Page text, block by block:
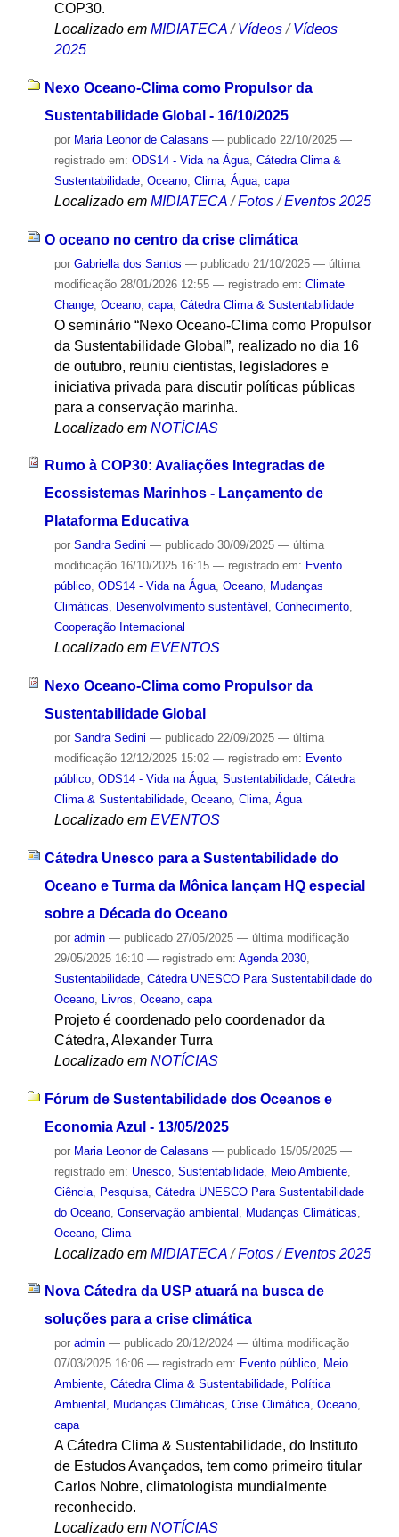
COP30.
Localizado em MIDIATECA /Vídeos /Vídeos
2025
Nexo Oceano-Clima como Propulsor da
Sustentabilidade Global - 16/10/2025
por Maria Leonor de Calasans — publicado22/10/2025 —
registrado em: ODS14 - Vida na Água, Cátedra Clima &
Sustentabilidade, Oceano, Clima, Água, capa
Localizado em MIDIATECA /Fotos /Eventos 2025
O oceano no centro da crise climática
por Gabriella dos Santos — publicado21/10/2025 — última
modificação28/01/2026 12:55 — registrado em: Climate
Change, Oceano, capa, Cátedra Clima & Sustentabilidade
O seminário “Nexo Oceano-Clima como Propulsor
da Sustentabilidade Global”, realizado no dia 16
de outubro, reuniu cientistas, legisladores e
iniciativa privada para discutir políticas públicas
para a conservação marinha.
Localizado em NOTÍCIAS
Rumo à COP30: Avaliações Integradas de
Ecossistemas Marinhos - Lançamento de
Plataforma Educativa
por Sandra Sedini — publicado30/09/2025 — última
modificação16/10/2025 16:15 — registrado em: Evento
público, ODS14 - Vida na Água, Oceano, Mudanças
Climáticas, Desenvolvimento sustentável , Conhecimento,
Cooperação Internacional
Localizado em EVENTOS
Nexo Oceano-Clima como Propulsor da
Sustentabilidade Global
por Sandra Sedini — publicado22/09/2025 — última
modificação12/12/2025 15:02 — registrado em: Evento
público, ODS14 - Vida na Água, Sustentabilidade, Cátedra
Clima & Sustentabilidade, Oceano, Clima, Água
Localizado em EVENTOS
Cátedra Unesco para a Sustentabilidade do
Oceano e Turma da Mônica lançam HQ especial
sobre a Década do Oceano
por admin — publicado27/05/2025 — última modificação
29/05/2025 16:10 — registrado em: Agenda 2030,
Sustentabilidade, Cátedra UNESCO Para Sustentabilidade do
Oceano, Livros Oceano, capa
Projeto é coordenado pelo coordenador da
Cátedra, Alexander Turra
Localizado em NOTÍCIAS
Fórum de Sustentabilidade dos Oceanos e
Economia Azul - 13/05/2025
por Maria Leonor de Calasans — publicado15/05/2025 —
registrado em: Unesco, Sustentabilidade, Meio Ambiente,
Ciência, Pesquisa, Cátedra UNESCO Para Sustentabilidade
do Oceano, Conservação ambiental Mudanças Climáticas
Oceano, Clima
Localizado em MIDIATECA /Fotos /Eventos 2025
Nova Cátedra da USP atuará na busca de
soluções para a crise climática
por admin — publicado20/12/2024 — última modificação
07/03/2025 16:06 — registrado em: Evento público, Meio
Ambiente, Cátedra Clima & Sustentabilidade, Política
Ambiental , Mudanças Climáticas, Crise Climática, Oceano,
capa
A Cátedra Clima & Sustentabilidade, do Instituto
de Estudos Avançados, tem como primeiro titular
Carlos Nobre, climatologista mundialmente
reconhecido.
Localizado em NOTÍCIAS